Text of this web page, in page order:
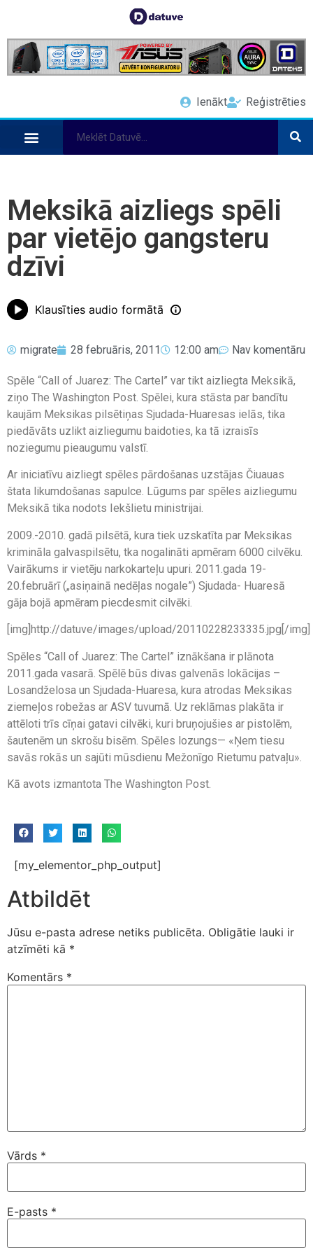
Ienākt Reģistrēties
Meksikā aizliegs spēli
par vietējo gangsteru
dzīvi
Klausīties audio formātā
migrate 28 februāris, 2011 12:00 am Nav komentāru
Spēle “Call of Juarez: The Cartel” var tikt aizliegta Meksikā,
ziņo The Washington Post. Spēlei, kura stāsta par bandītu
kaujām Meksikas pilsētiņas Sjudada-Huaresas ielās, tika
piedāvāts uzlikt aizliegumu baidoties, ka tā izraisīs
noziegumu pieaugumu valstī.
Ar iniciatīvu aizliegt spēles pārdošanas uzstājas Čiuauas
štata likumdošanas sapulce. Lūgums par spēles aizliegumu
Meksikā tika nodots Iekšlietu ministrijai.
2009.-2010. gadā pilsētā, kura tiek uzskatīta par Meksikas
krimināla galvaspilsētu, tka nogalināti apmēram 6000 cilvēku.
Vairākums ir vietēju narkokarteļu upuri. 2011.gada 19-
20.februārī („asiņainā nedēļas nogale”) Sjudada- Huaresā
gāja bojā apmēram piecdesmit cilvēki.
[img]http://datuve/images/upload/20110228233335.jpg[/img]
Spēles “Call of Juarez: The Cartel” iznākšana ir plānota
2011.gada vasarā. Spēlē būs divas galvenās lokācijas –
Losandželosa un Sjudada-Huaresa, kura atrodas Meksikas
ziemeļos robežas ar ASV tuvumā. Uz reklāmas plakāta ir
attēloti trīs cīņai gatavi cilvēki, kuri bruņojušies ar pistolēm,
šautenēm un skrošu bisēm. Spēles lozungs— «Ņem tiesu
savās rokās un sajūti mūsdienu Mežonīgo Rietumu patvaļu».
Kā avots izmantota The Washington Post.
[my_elementor_php_output]
Atbildēt
Jūsu e-pasta adrese netiks publicēta. Obligātie lauki ir
atzīmēti kā *
Komentārs *
Vārds *
E-pasts *